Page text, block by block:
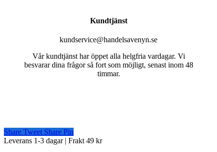
Kundtjänst
kundservice@handelsavenyn.se
Vår kundtjänst har öppet alla helgfria vardagar. Vi
besvarar dina frågor så fort som möjligt, senast inom 48
timmar.
Share Tweet Share Pin
Close
Leverans 1-3 dagar | Frakt 49 kr